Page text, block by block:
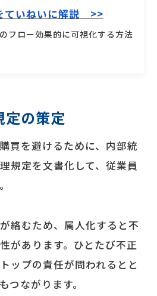
ていねいに解説 >>
フロー効果的に可視化する方法
の策定
買を避けるために、内部統
規定を文書化して、従業員
絡むため、属人化すると不
があります。ひとたび不正
ップの責任が問われるとと
つながります。